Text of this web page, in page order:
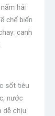
hải
chế biến
canh
sốt tiêu
nước
dễ chịu